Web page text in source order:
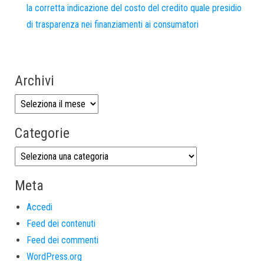
la corretta indicazione del costo del credito quale presidio
di trasparenza nei finanziamenti ai consumatori
Archivi
Categorie
Meta
Accedi
Feed dei contenuti
Feed dei commenti
WordPress.org